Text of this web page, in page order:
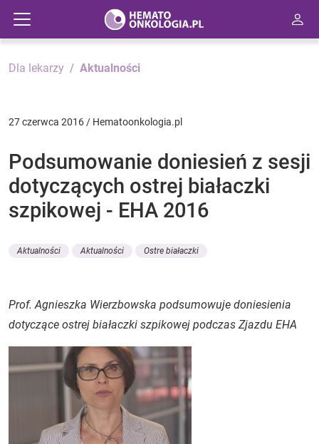
Dla lekarzy Aktualności
27 czerwca 2016 / Hematoonkologia.pl
Podsumowanie doniesień z sesji
dotyczących ostrej białaczki
szpikowej - EHA 2016
Aktualności Aktualności Ostre białaczki
Prof. Agnieszka Wierzbowska podsumowuje doniesienia
dotyczące ostrej białaczki szpikowej podczas Zjazdu EHA